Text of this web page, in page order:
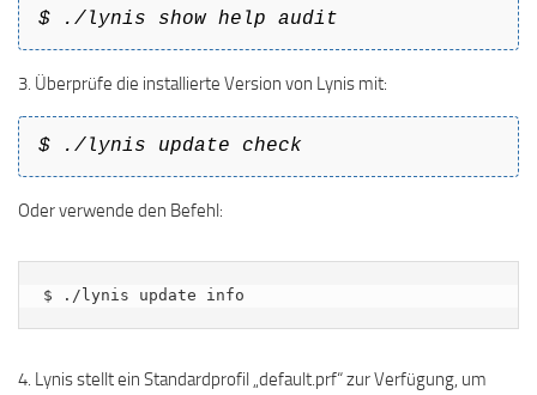
$ ./lynis show help audit
3. Überprüfe die installierte Version von Lynis mit:
$ ./lynis update check
Oder verwende den Befehl:
$ ./lynis update info
4. Lynis stellt ein Standardprofil „default.prf“ zur Verfügung, um